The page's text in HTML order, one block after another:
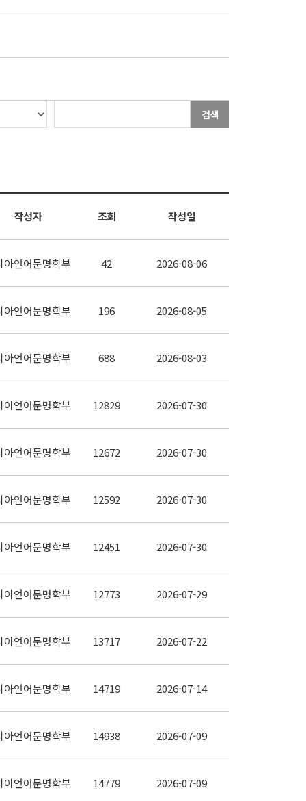
검색
작성자 조회 작성일
아언어문명학부 42 2026-08-06
아언어문명학부 196 2026-08-05
아언어문명학부 688 2026-08-03
아언어문명학부 12829 2026-07-30
아언어문명학부 12672 2026-07-30
아언어문명학부 12592 2026-07-30
아언어문명학부 12451 2026-07-30
아언어문명학부 12773 2026-07-29
아언어문명학부 13717 2026-07-22
아언어문명학부 14719 2026-07-14
아언어문명학부 14938 2026-07-09
아언어문명학부 14779 2026-07-09